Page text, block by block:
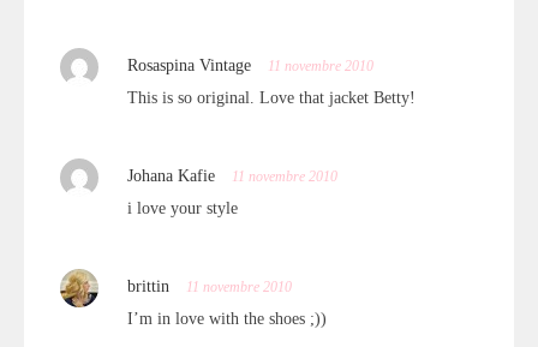
Rosaspina Vintage 11 novembre 2010
This is so original. Love that jacket Betty!
Johana Kafie 11 novembre 2010
i love your style
brittin 11 novembre 2010
I’m in love with the shoes ;))